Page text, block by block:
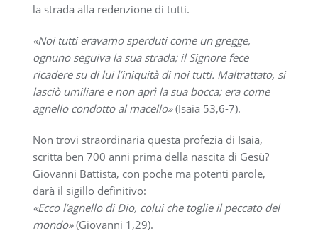
la strada alla redenzione di tutti.
«Noi tutti eravamo sperduti come un gregge,
ognuno seguiva la sua strada; il Signore fece
ricadere su di lui l’iniquità di noi tutti. Maltrattato, si
lasciò umiliare e non aprì la sua bocca; era come
agnello condotto al macello»(Isaia 53,6-7).
Non trovi straordinaria questa profezia di Isaia,
scritta ben 700 anni prima della nascita di Gesù?
Giovanni Battista, con poche ma potenti parole,
darà il sigillo definitivo:
«Ecco l’agnello di Dio, colui che toglie il peccato del
mondo»(Giovanni 1,29).